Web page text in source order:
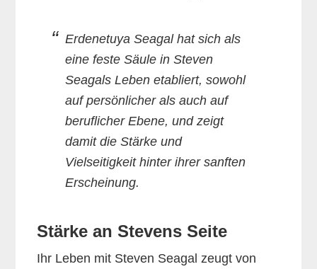
Erdenetuya Seagal hat sich als
eine feste Säule in Steven
Seagals Leben etabliert, sowohl
auf persönlicher als auch auf
beruflicher Ebene, und zeigt
damit die Stärke und
Vielseitigkeit hinter ihrer sanften
Erscheinung.
Stärke an Stevens Seite
Ihr Leben mit Steven Seagal zeugt von